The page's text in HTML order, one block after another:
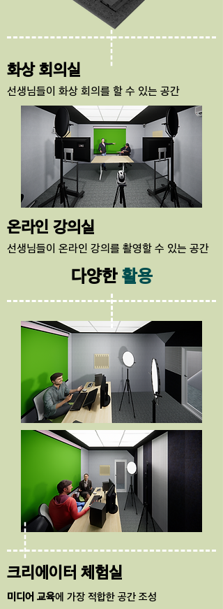
화상 회의실
​선생님들이 화상 회의를 할 수 있는 공간
​온라인 강의실
​선생님들이 온라인 강의를 촬영할 수 있는 공간
다양한활용
크리에이터 체험실
미디어 교육에 가장 적합한 공간 조성